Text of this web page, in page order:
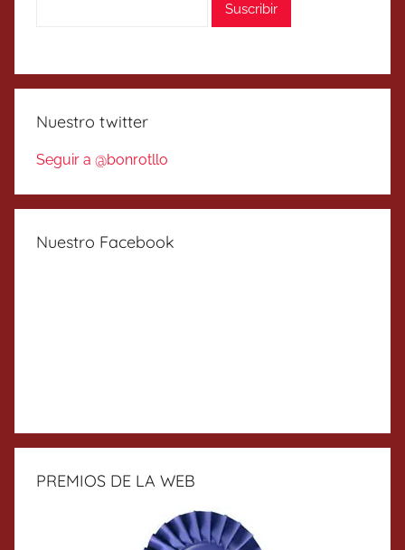
Nuestro twitter
Seguir a @bonrotllo
Nuestro Facebook
PREMIOS DE LA WEB